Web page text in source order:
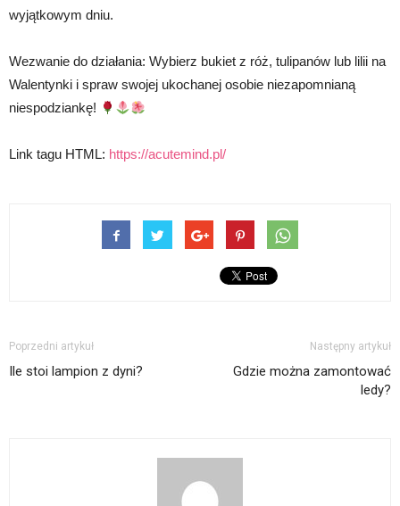
wyjątkowym dniu.
Wezwanie do działania: Wybierz bukiet z róż, tulipanów lub lilii na
Walentynki i spraw swojej ukochanej osobie niezapomnianą
niespodziankę!
Link tagu HTML: https://acutemind.pl/
Poprzedni artykuł
Ile stoi lampion z dyni?
Następny artykuł
Gdzie można zamontować
ledy?